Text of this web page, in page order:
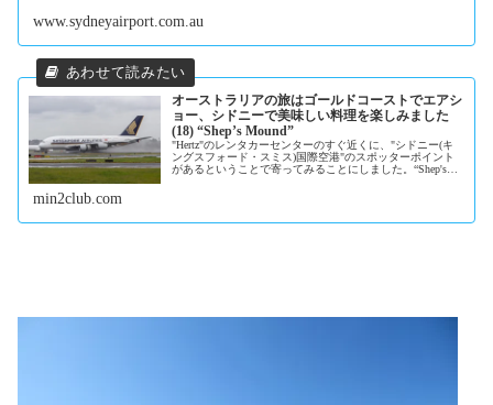
www.sydneyairport.com.au
オーストラリアの旅はゴールドコーストでエアシ
ョー、シドニーで美味しい料理を楽しみました
(18) “Shep’s Mound”
"Hertz"のレンタカーセンターのすぐ近くに、"シドニー(キ
ングスフォード・スミス)国際空港"のスポッターポイント
があるということで寄ってみることにしました。“Shep's
min2club.com